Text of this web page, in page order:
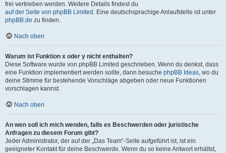
frei vertrieben werden. Weitere Details findest du
auf der Seite von phpBB Limited . Eine deutschsprachige Anlaufstelle ist unter
phpBB.de zu finden.
Nach oben
Warum ist Funktion x oder y nicht enthalten?
Diese Software wurde von phpBB Limited geschrieben. Wenn du denkst, dass
eine Funktion implementiert werden sollte, dann besuche phpBB Ideas, wo du
deine Stimme für bestehende Vorschläge abgeben oder neue Funktionen
vorschlagen kannst.
Nach oben
An wen soll ich mich wenden, falls es Beschwerden oder juristische
Anfragen zu diesem Forum gibt?
Jeder Administrator, der auf der „Das Team“-Seite aufgeführt ist, ist ein
geeigneter Kontakt für deine Beschwerde. Wenn du so keine Antwort erhältst,